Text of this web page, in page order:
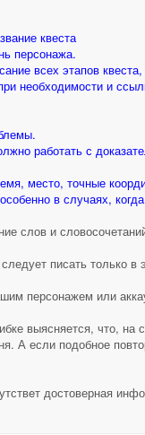
квеста
персонажа.
всех этапов
необходимости и
работать с
место, точные
в случаях,
слов и
писать только в
персонажем или
выясняется, что, на
А если подобное
достоверная